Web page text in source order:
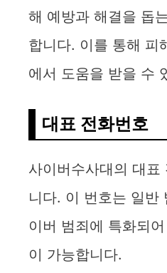
해 예방과 해결을 돕
합니다. 이를 통해 피
에서 도움을 받을 수
대표 전화번호
사이버수사대의 대표
니다. 이 번호는 일반
이버 범죄에 특화되
이 가능합니다.